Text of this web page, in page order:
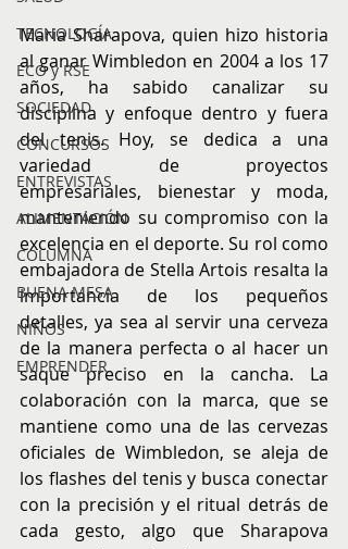
TECNOLOGÍA
ECO y RSE
SOCIEDAD
CONCURSOS
ENTREVISTAS
ALIMENTACIÓN
COLUMNA
BUENA MESA
NIÑOS
EMPRENDER
Maria Sharapova, quien hizo historia
al ganar Wimbledon en 2004 a los 17
años, ha sabido canalizar su
disciplina y enfoque dentro y fuera
del tenis. Hoy, se dedica a una
variedad de proyectos
empresariales, bienestar y moda,
manteniendo su compromiso con la
excelencia en el deporte. Su rol como
embajadora de Stella Artois resalta la
importancia de los pequeños
detalles, ya sea al servir una cerveza
de la manera perfecta o al hacer un
saque preciso en la cancha. La
colaboración con la marca, que se
mantiene como una de las cervezas
oficiales de Wimbledon, se aleja de
los flashes del tenis y busca conectar
con la precisión y el ritual detrás de
cada gesto, algo que Sharapova